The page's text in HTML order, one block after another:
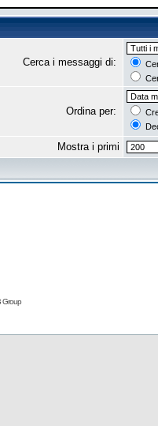
Cerca i messaggi di:
Ordina per:
Mostra i primi